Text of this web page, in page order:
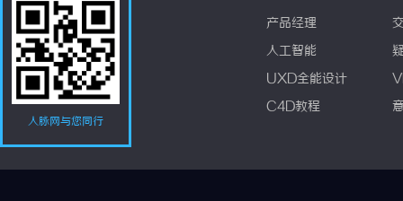
人脉网与您同行
产品经理
人工智能
UXD全能设计
C4D教程